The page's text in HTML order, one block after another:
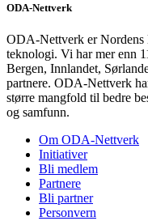
ODA-Nettverk
ODA-Nettverk er Nordens
teknologi. Vi har mer enn
Bergen, Innlandet,
partnere. ODA-Nettverk
større mangfold til bedre
og samfunn.
Om ODA-Nettverk
Initiativer
Bli medlem
Partnere
Bli partner
Personvern